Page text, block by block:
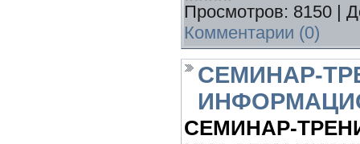
Просмотров: 8150 |
Комментарии (0)
СЕМИНАР-
СЕМИНАР-